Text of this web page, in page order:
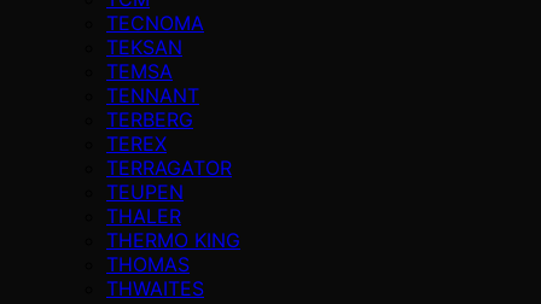
TECNOMA
TEKSAN
TEMSA
TENNANT
TERBERG
TEREX
TERRAGATOR
TEUPEN
THALER
THERMO KING
THOMAS
THWAITES